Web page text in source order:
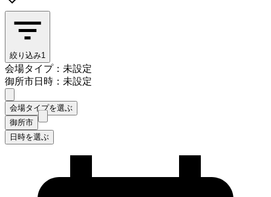
絞り込み1
会場タイプ：未設定
御所市日時：未設定
会場タイプを選ぶ
御所市
日時を選ぶ